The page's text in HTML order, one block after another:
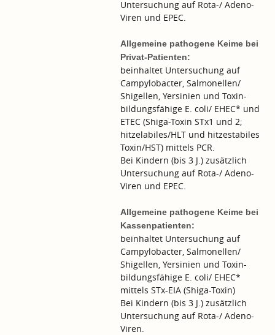
Untersuchung auf Rota-/ Adeno-
Viren und EPEC.
Allgemeine pathogene Keime bei
Privat-Patienten:
beinhaltet Untersuchung auf
Campylobacter, Salmonellen/
Shigellen, Yersinien und Toxin-
bildungsfähige E. coli/ EHEC* und
ETEC (Shiga-Toxin STx1 und 2;
hitzelabiles/HLT und hitzestabiles
Toxin/HST) mittels PCR.
Bei Kindern (bis 3 J.) zusätzlich
Untersuchung auf Rota-/ Adeno-
Viren und EPEC.
Allgemeine pathogene Keime bei
Kassenpatienten:
beinhaltet Untersuchung auf
Campylobacter, Salmonellen/
Shigellen, Yersinien und Toxin-
bildungsfähige E. coli/ EHEC*
mittels STx-EIA (Shiga-Toxin)
Bei Kindern (bis 3 J.) zusätzlich
Untersuchung auf Rota-/ Adeno-
Viren.